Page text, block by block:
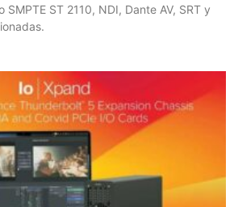
ST 2110, NDI, Dante AV, SRT y